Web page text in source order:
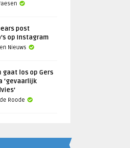
post
op Instagram
Nieuws
gaat los op Gers
‘gevaarlijk
Roode